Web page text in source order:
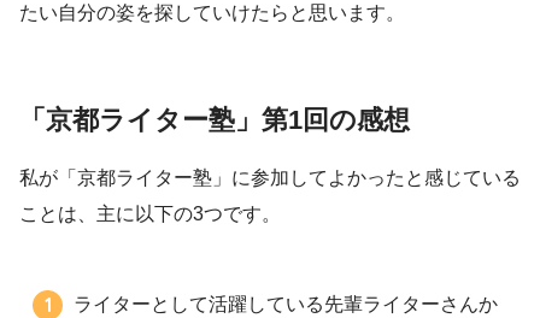
たい自分の姿を探していけたらと思います。
「京都ライター塾」第1回の感想
私が「京都ライター塾」に参加してよかったと感じている
ことは、主に以下の3つです。
ライターとして活躍している先輩ライターさんか